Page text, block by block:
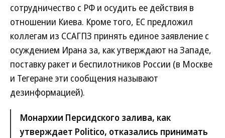
сотрудничество с РФ и осудить ее действия в
отношении Киева. Кроме того, ЕС предложил
коллегам из ССАГПЗ принять единое заявление с
осуждением Ирана за, как утверждают на Западе,
поставку ракет и беспилотников России (в Москве
и Тегеране эти сообщения называют
дезинформацией).
Монархии Персидского залива, как
утверждает Politico, отказались принимать